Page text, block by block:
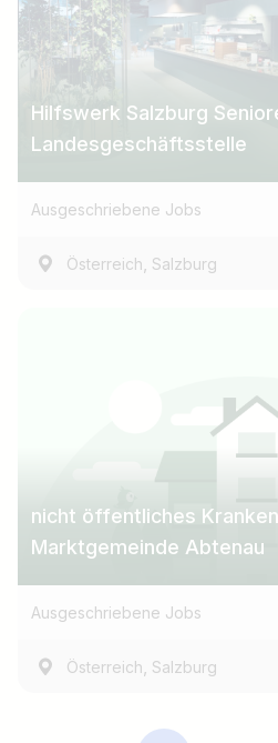
Hilfswerk Salzburg
Landesgeschäftsstelle
Ausgeschriebene Jobs
Österreich, Salzburg
nicht öffentliches
Marktgemeinde Abtenau
Ausgeschriebene Jobs
Österreich, Salzburg